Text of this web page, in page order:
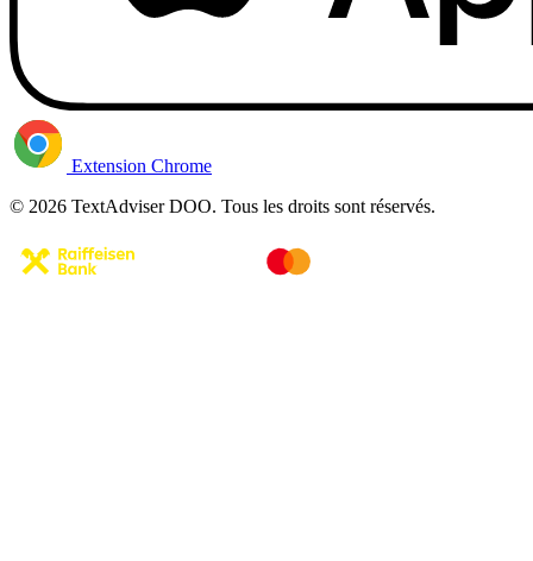
Extension Chrome
© 2026 TextAdviser DOO. Tous les droits sont réservés.